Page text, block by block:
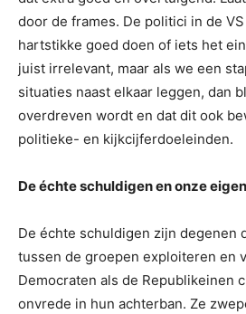
door de frames. De politici in de
hartstikke goed doen of iets het
juist irrelevant, maar als we een
situaties naast elkaar leggen, dan
overdreven wordt en dat dit ook
politieke- en kijkcijferdoeleinden.
De échte schuldigen en onze
De échte schuldigen zijn degenen
tussen de groepen exploiteren en
Democraten als de Republikeinen
onvrede in hun achterban. Ze